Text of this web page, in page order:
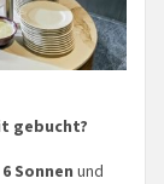
gebucht?
Sonnen und